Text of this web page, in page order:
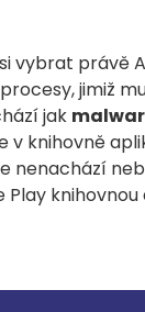
vybrat právě
jimiž
jak
v knihovně
nenachází